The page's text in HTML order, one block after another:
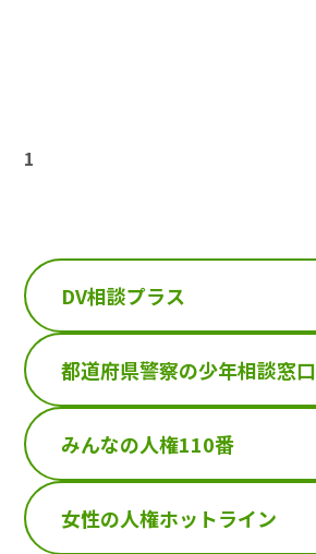
1
DV相談プラス
都道府県警察の少年相談窓口
みんなの人権110番
女性の人権ホットライン